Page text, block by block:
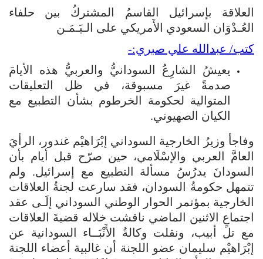
العلاقة بإسرائيل القاسمُ المشتركُ بين حلفاء
العُـدْوَان السعودي الأَمريكي على الـيَـمَـن
كتب/ عبدالله علي صبري:-
يعيشُ الشارِعُ السودانيُّ والعربيُّ هذه الأيامَ
صدمةً غيرَ مسبوقة، في ظل التعليقات
المتوالية لحكومة الخرطوم بشأن التطبيع مع
الكيان الصهيوني.
وفاجأ وزيرُ الخارجية السوداني إبْرَاهيْم غندور، الرأيَ
العامَّ العربي والإسْلَامي، حين صرّح قبل أيام بأن
السودانَ يدرُسُ مسألة التطبيع مع إسرائيل. ولم
تتمهل حكومةُ السودان، فقد سارعت لجنةُ العلاقات
الخارجية بمؤتمر الحوار الوطني السوداني إلَـى عقد
اجتماعٍ الاثنين الماضي ناقشت خلاله قضيةَ العلاقات
مع تل أبيب، ونقلت وكالةُ الأَنْبَــاء السودانية عن
إبْرَاهيْم سليمان عضو اللجنة أن غالبية أعضاء اللجنة